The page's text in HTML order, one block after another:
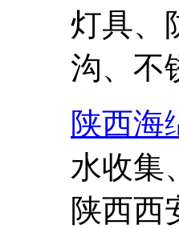
灯具、
沟、不
陕西海
水收集
陕西西